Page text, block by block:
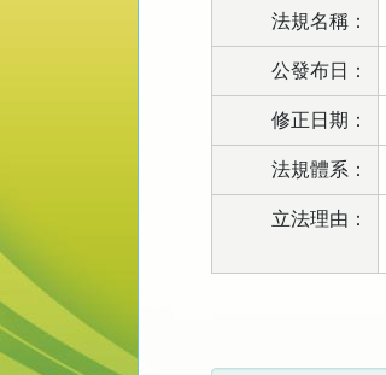
法規名稱：
公發布日：
修正日期：
法規體系：
立法理由：
功